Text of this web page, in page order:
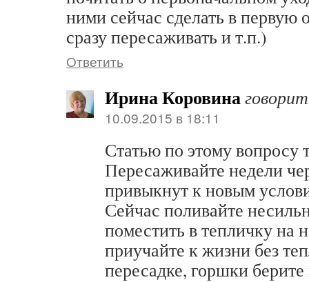
ними сейчас сделать в первую
сразу пересаживать и т.п.)
Ответить
Ирина Коровина
10.09.2015 в 18:11
Статью по этому вопросу
Пересаживайте недели
привыкнут к новым
Сейчас поливайте
поместить в тепличку на
приучайте к жизни без
пересадке, горшки